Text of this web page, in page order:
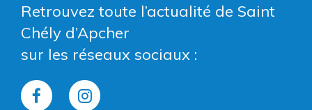
Retrouvez toute l’actualité de Saint
Chély d’Apcher
sur les réseaux sociaux :
Lien
Lien